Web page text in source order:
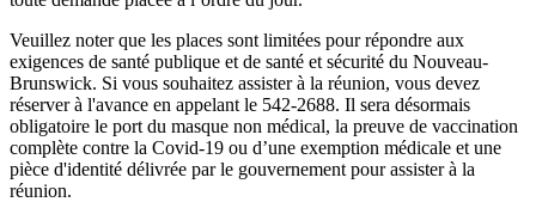
Veuillez noter que les places sont limitées pour répondre aux
exigences de santé publique et de santé et sécurité du Nouveau-
Brunswick. Si vous souhaitez assister à la réunion, vous devez
réserver à l'avance en appelant le 542-2688. Il sera désormais
obligatoire le port du masque non médical, la preuve de vaccination
complète contre la Covid-19 ou d’une exemption médicale et une
pièce d'identité délivrée par le gouvernement pour assister à la
réunion.